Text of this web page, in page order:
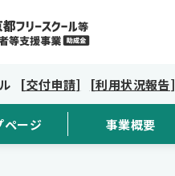
[交付申請] [利用状況報告]
ページ 事業概要